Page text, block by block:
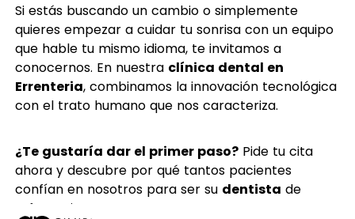
Si estás buscando un cambio o simplemente
quieres empezar a cuidar tu sonrisa con un equipo
que hable tu mismo idioma, te invitamos a
conocernos. En nuestra clínica dental en
Errenteria, combinamos la innovación tecnológica
con el trato humano que nos caracteriza.
¿Te gustaría dar el primer paso?Pide tu cita
ahora y descubre por qué tantos pacientes
confían en nosotros para ser su dentista de
referencia.